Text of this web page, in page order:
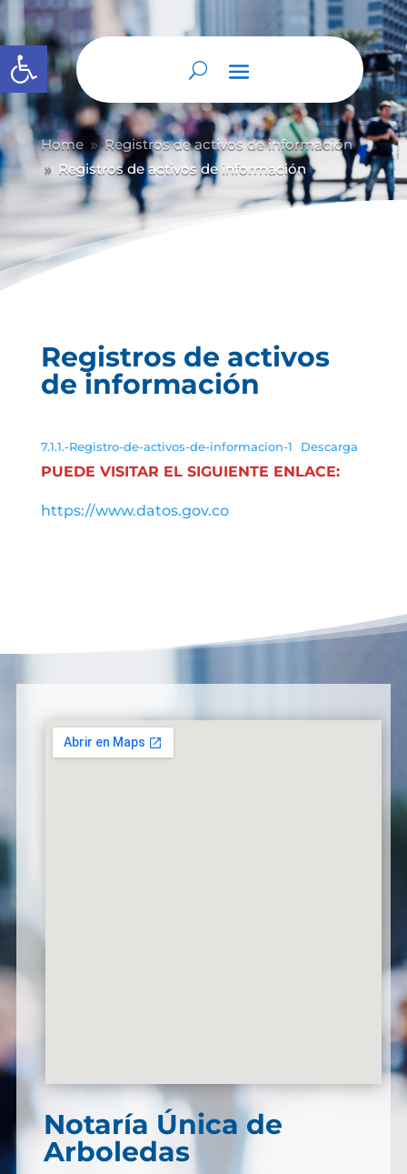
Abrir barra de herramientas
Home 9 Registros de activos de información
9 Registros de activos de información
Registros de activos
de información
7.1.1.-Registro-de-activos-de-informacion-1 Descarga
PUEDE VISITAR EL SIGUIENTE ENLACE:
https://www.datos.gov.co
Notaría Única de
Arboledas